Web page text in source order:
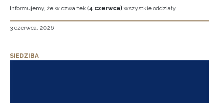
Informujemy, że w czwartek (4 czerwca) wszystkie oddziały
3 czerwca, 2026
SIEDZIBA